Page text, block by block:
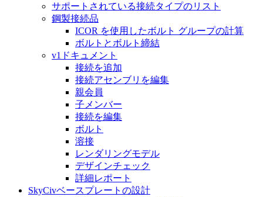
サポートされている接続タイプのリスト
鋼製接続品
ICOR を使用したボルト グループの計算
ボルトとボルト締結
v1ドキュメント
接続を追加
接続アセンブリを編集
親会員
子メンバー
接続を編集
ボルト
溶接
レンダリングモデル
デザインチェック
詳細レポート
SkyCivベースプレートの設計